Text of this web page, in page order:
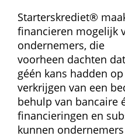
Starterskrediet®
financieren mogelijk
ondernemers, die
voorheen dachten
géén kans hadden
verkrijgen van een
behulp van bancaire
financieringen en
kunnen